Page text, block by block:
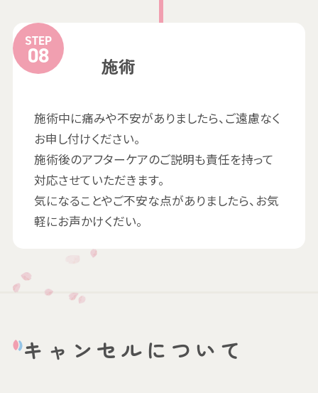
STEP
施術
施術中に痛みや不安がありましたら、ご遠慮なく
お申し付けください。
施術後のアフターケアのご説明も責任を持って
対応させていただきます。
気になることやご不安な点がありましたら、お気
軽にお声かけくだい。
キャンセルについて